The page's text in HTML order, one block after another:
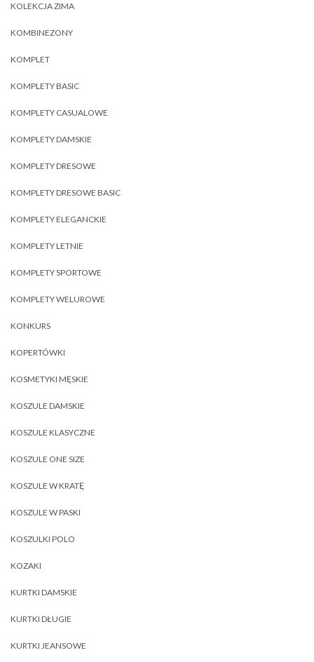
KOLEKCJA ZIMA
KOMBINEZONY
KOMPLET
KOMPLETY BASIC
KOMPLETY CASUALOWE
KOMPLETY DAMSKIE
KOMPLETY DRESOWE
KOMPLETY DRESOWE BASIC
KOMPLETY ELEGANCKIE
KOMPLETY LETNIE
KOMPLETY SPORTOWE
KOMPLETY WELUROWE
KONKURS
KOPERTÓWKI
KOSMETYKI MĘSKIE
KOSZULE DAMSKIE
KOSZULE KLASYCZNE
KOSZULE ONE SIZE
KOSZULE W KRATĘ
KOSZULE W PASKI
KOSZULKI POLO
KOZAKI
KURTKI DAMSKIE
KURTKI DŁUGIE
KURTKI JEANSOWE